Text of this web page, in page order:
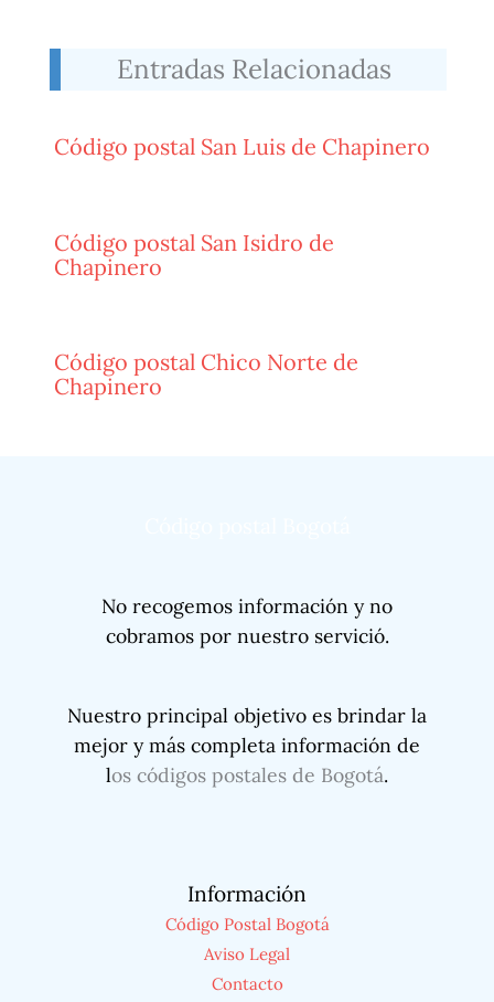
Entradas Relacionadas
Código postal San Luis de Chapinero
Código postal San Isidro de
Chapinero
Código postal Chico Norte de
Chapinero
No recogemos información y no
cobramos por nuestro servició.
Nuestro principal objetivo es brindar la
mejor y más completa información de
los códigos postales de Bogotá.
Información
Código Postal Bogotá
Aviso Legal
Contacto